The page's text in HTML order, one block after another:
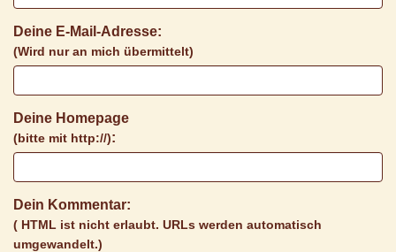
Deine E-Mail-Adresse:
(Wird nur an mich übermittelt)
Deine Homepage
(bitte mit http://):
Dein Kommentar:
( HTML ist nicht erlaubt. URLs werden automatisch
umgewandelt.)